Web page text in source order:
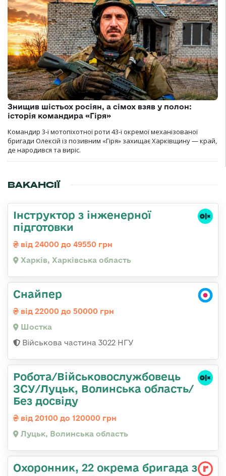
Знищив шістьох росіян, а сімох взяв у полон:
історія командира «Гіря»
Командир 3-ї мотопіхотної роти 43-ї окремої механізованої
бригади Олексій із позивним «Гіря» захищає Харківщину — край,
де народився та виріс.
ВАКАНСІЇ
Інструктор з інженерної
підготовки
від 24000 до 49550 грн
Харків, Харківська область
Снайпер
від 22000 до 50000 грн
Шостка
Військова частина 3022 НГУ
Робота/Військовослужбовець
ЗСУ/Луцьк, Волинська область/
Без досвіду
від 20100 до 120000 грн
Луцьк, Волинська область
Охоронник, 22 окрема бригада з